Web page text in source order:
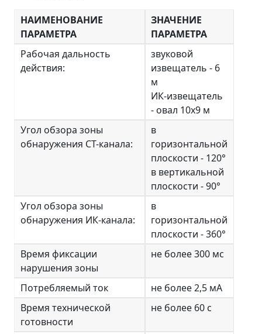
НАИМЕНОВАНИЕ
ПАРАМЕТРА
ЗНАЧЕНИЕ
ПАРАМЕТРА
Рабочая дальность
действия:
звуковой
извещатель - 6
м
ИК-извещатель
- овал 10х9 м
Угол обзора зоны
обнаружения СТ-канала:
в
горизонтальной
плоскости - 120°
в вертикальной
плоскости - 90°
Угол обзора зоны
обнаружения ИК-канала:
в
горизонтальной
плоскости - 360°
Время фиксации
нарушения зоны
не более 300 мс
Потребляемый ток
не более 2,5 мА
Время технической
готовности
не более 60 с